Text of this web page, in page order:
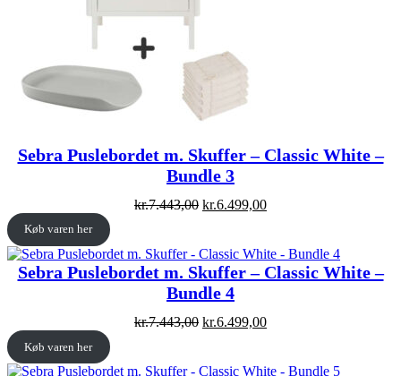
Sebra Puslebordet m. Skuffer – Classic White –
Bundle 3
kr.7.443,00 Original
kr.7.443,00.
kr.6.499,00Current
kr.6.499,00.
Køb varen her
Sebra Puslebordet m. Skuffer – Classic White –
Bundle 4
kr.7.443,00 Original
kr.7.443,00.
kr.6.499,00Current
kr.6.499,00.
Køb varen her